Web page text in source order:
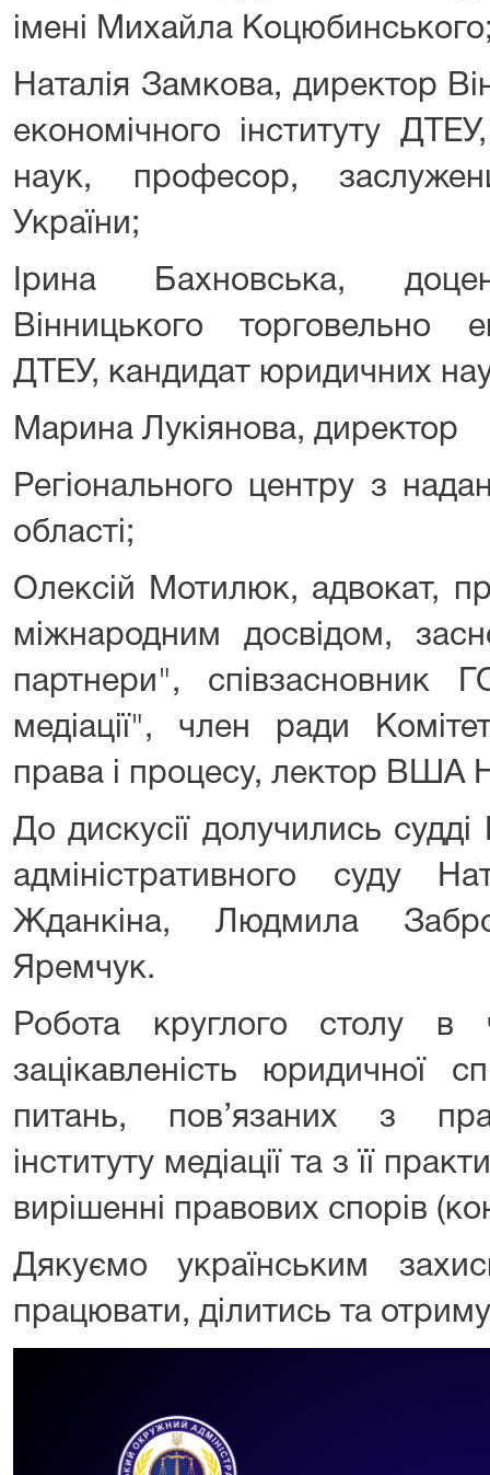
імені Михайла
Наталія Замкова, директор
економічного інституту
наук, професор,
України;
Ірина Бахновська,
Вінницького торговельно
ДТЕУ, кандидат юридичних
Марина Лукіянова, директор
Регіонального центру з
області;
Олексій Мотилюк, aдвокат,
міжнародним досвідом,
партнери", співзасновник
медіації", член ради
права і процесу, лектор ВША
До дискусії долучились
адміністративного суду
Жданкіна, Людмила
Яремчук.
Робота круглого столу в
зацікавленість юридичної
питань, пов’язаних з
інституту медіації та з її
вирішенні правових спорів
Дякуємо українським
працювати, ділитись та